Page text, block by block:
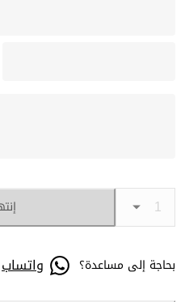
بحاجة إلى مساعدة؟ واتساب